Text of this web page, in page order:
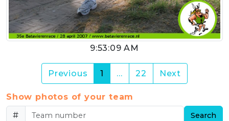
9:53:09 AM
Previous 1 (current)
… 22 Next
Show photos of your team
#
Search